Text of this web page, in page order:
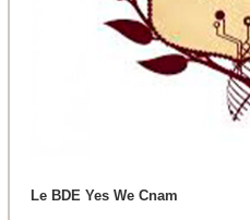
Le BDE Yes We Cnam